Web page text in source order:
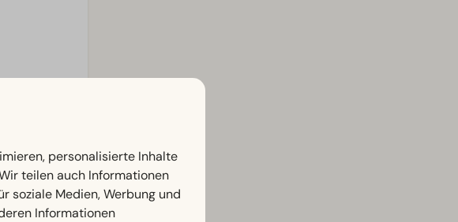
personalisierte Inhalte
teilen auch Informationen
soziale Medien, Werbung und
Informationen